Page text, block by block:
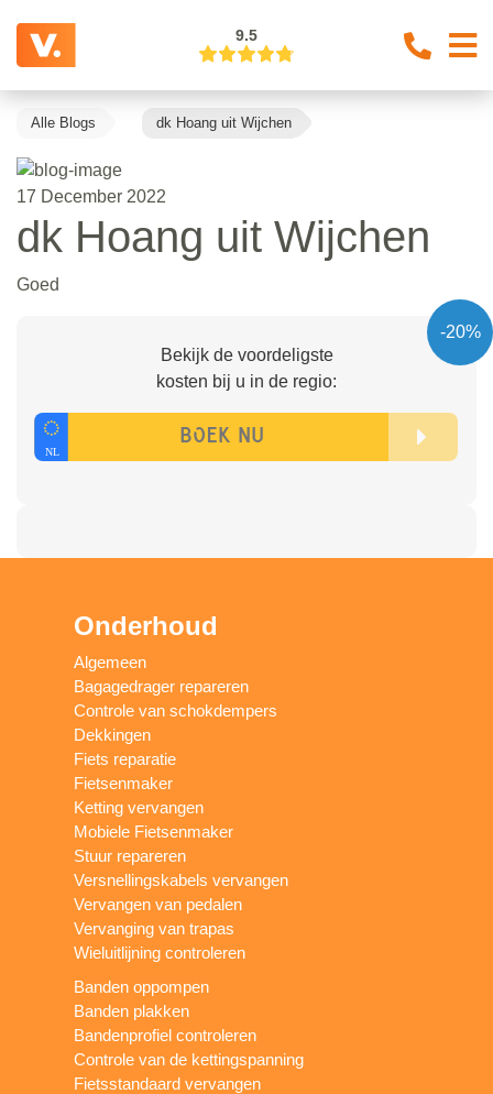
9.5
Alle Blogs dk Hoang uit Wijchen
17 December 2022
dk Hoang uit Wijchen
Goed
-20%
Bekijk de voordeligste
kosten bij u in de regio:
Onderhoud
Algemeen
Bagagedrager repareren
Controle van schokdempers
Dekkingen
Fiets reparatie
Fietsenmaker
Ketting vervangen
Mobiele Fietsenmaker
Stuur repareren
Versnellingskabels vervangen
Vervangen van pedalen
Vervanging van trapas
Wieluitlijning controleren
Banden oppompen
Banden plakken
Bandenprofiel controleren
Controle van de kettingspanning
Fietsstandaard vervangen